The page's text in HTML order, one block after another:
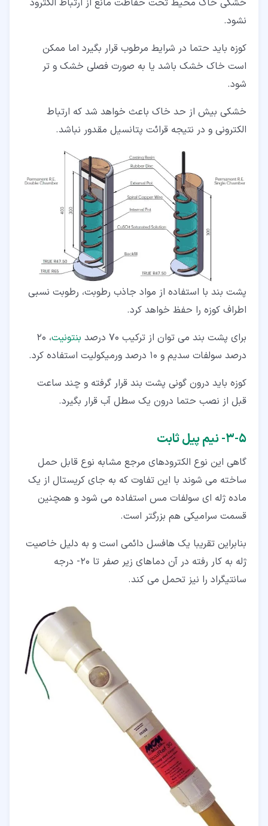
نشود.
کوزه باید حتما در شرایط مرطوب قرار بگیرد اما ممکن
است خاک خشک باشد یا به صورت فصلی خشک و تر
شود.
خشکی بیش از حد خاک باعث خواهد شد که ارتباط
الکترونی و در نتیجه قرائت پتانسیل مقدور نباشد.
پشت بند با استفاده از مواد جاذب رطوبت، رطوبت نسبی
اطراف کوزه را حفظ خواهد کرد.
برای پشت بند می توان از ترکیب 70 درصد
بنتونیت ، 20
درصد سولفات سدیم و 10 درصد ورمیکولیت استفاده کرد.
کوزه باید درون گونی پشت بند قرار گرفته و چند ساعت
قبل از نصب حتما درون یک سطل آب قرار بگیرد.
۵‏-‏۳‏- نیم پیل ثابت
گاهی این نوع الکترودهای مرجع مشابه نوع قابل حمل
ساخته می شوند با این تفاوت که به جای کریستال از یک
ماده ژله ای سولفات مس استفاده می شود و همچنین
قسمت سرامیکی هم بزرگتر است.
بنابراین تقریبا یک هافسل دائمی است و به دلیل خاصیت
ژله به کار رفته در آن دماهای زیر صفر تا 20- درجه
سانتیگراد را نیز تحمل می کند.